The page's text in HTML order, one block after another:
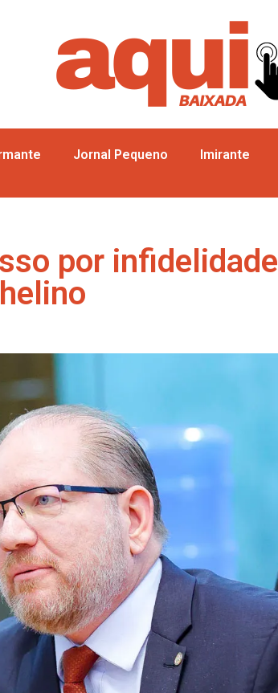
Jornal Pequeno Imirante
por infidelidade